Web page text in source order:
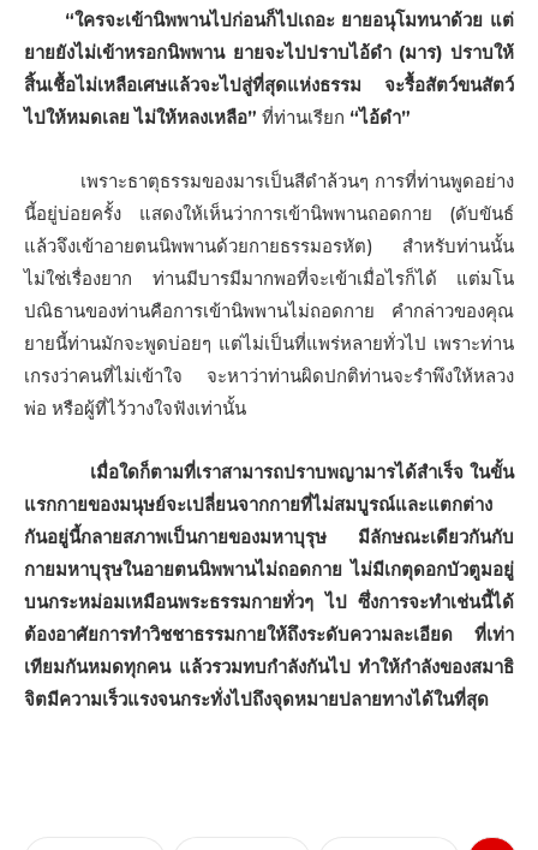
“ใครจะเข้านิพพานไปก่อนก็ไปเถอะ ยายอนุโมทนาด้วย แต่
ยายยังไม่เข้าหรอกนิพพาน ยายจะไปปราบไอ้ดํา (มาร) ปราบให้
สิ้นเชื้อไม่เหลือเศษแล้วจะไปสู่ที่สุดแห่งธรรม จะรื้อสัตว์ขนสัตว์
ไปให้หมดเลย ไม่ให้หลงเหลือ” ที่ท่านเรียก “ไอ้ดํา”
เพราะธาตุธรรมของมารเป็นสีดําล้วนๆ การที่ท่านพูดอย่าง
นี้อยู่บ่อยครั้ง แสดงให้เห็นว่าการเข้านิพพานถอดกาย (ดับขันธ์
แล้วจึงเข้าอายตนนิพพานด้วยกายธรรมอรหัต) สําหรับท่านนั้น
ไม่ใช่เรื่องยาก ท่านมีบารมีมากพอที่จะเข้าเมื่อไรก็ได้ แต่มโน
ปณิธานของท่านคือการเข้านิพพานไม่ถอดกาย คํากล่าวของคุณ
ยายนี้ท่านมักจะพูดบ่อยๆ แต่ไม่เป็นที่แพร่หลายทั่วไป เพราะท่าน
เกรงว่าคนที่ไม่เข้าใจ จะหาว่าท่านผิดปกติท่านจะรําพึงให้หลวง
พ่อ หรือผู้ที่ไว้วางใจฟังเท่านั้น
เมื่อใดก็ตามที่เราสามารถปราบพญามารได้สําเร็จ ในขั้น
แรกกายของมนุษย์จะเปลี่ยนจากกายที่ไม่สมบูรณ์และแตกต่าง
กันอยู่นี้กลายสภาพเป็นกายของมหาบุรุษ มีลักษณะเดียวกันกับ
กายมหาบุรุษในอายตนนิพพานไม่ถอดกาย ไม่มีเกตุดอกบัวตูมอยู่
บนกระหม่อมเหมือนพระธรรมกายทั่วๆ ไป ซึ่งการจะทําเช่นนี้ได้
ต้องอาศัยการทําวิชชาธรรมกายให้ถึงระดับความละเอียด ที่เท่า
เทียมกันหมดทุกคน แล้วรวมทบกําลังกันไป ทําให้กําลังของสมาธิ
จิตมีความเร็วแรงจนกระทั่งไปถึงจุดหมายปลายทางได้ในที่สุด